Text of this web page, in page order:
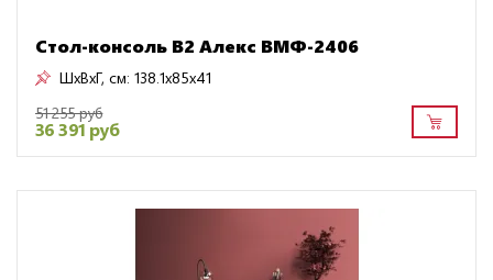
Стол-консоль B2 Алекс ВМФ-2406
ШxВxГ, см: 138.1x85x41
51 255 руб
36 391 руб